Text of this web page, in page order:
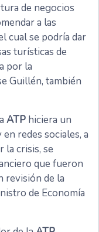
de negocios
a las
cual se podría dar
turísticas de
por la
Guillén, también
ATP hiciera un
redes sociales, a
la crisis, se
que fueron
revisión de la
de Economía